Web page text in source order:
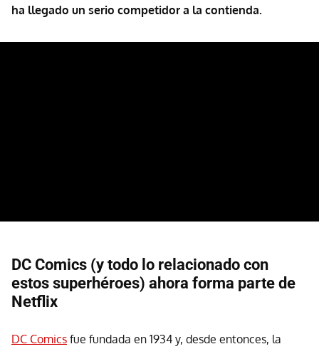
ha llegado un serio competidor a la contienda.
DC Comics (y todo lo relacionado con
estos superhéroes) ahora forma parte de
Netflix
DC Comics fue fundada en 1934 y, desde entonces, la